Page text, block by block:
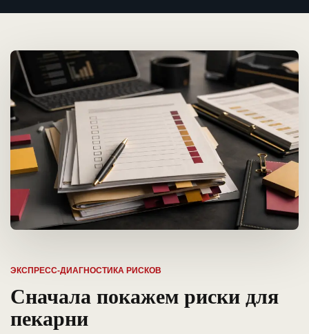
ЭКСПРЕСС-ДИАГНОСТИКА РИСКОВ
Сначала покажем риски для
пекарни